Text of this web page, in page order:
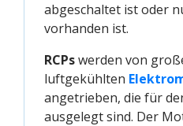
abgeschaltet ist oder
vorhanden ist.
RCPswerden von
luftgekühlten
angetrieben, die für
ausgelegt sind. Der